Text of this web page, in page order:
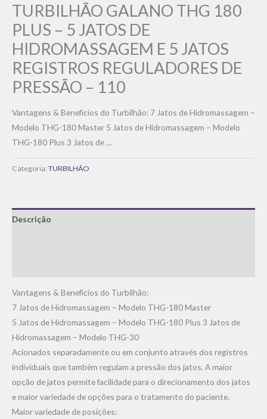
TURBILHÃO GALANO THG 180
PLUS – 5 JATOS DE
HIDROMASSAGEM E 5 JATOS
REGISTROS REGULADORES DE
PRESSÃO – 110
Vantagens & Benefícios do Turbilhão: 7 Jatos de Hidromassagem –
Modelo THG-180 Master 5 Jatos de Hidromassagem – Modelo
THG-180 Plus 3 Jatos de …
Categoria: TURBILHÃO
Descrição
Vantagens & Benefícios do Turbilhão:
7 Jatos de Hidromassagem – Modelo THG-180 Master
5 Jatos de Hidromassagem – Modelo THG-180 Plus 3 Jatos de
Hidromassagem – Modelo THG-30
Acionados separadamente ou em conjunto através dos registros
individuais que também regulam a pressão dos jatos. A maior
opção de jatos permite facilidade para o direcionamento dos jatos
e maior variedade de opções para o tratamento do paciente.
Maior variedade de posições: